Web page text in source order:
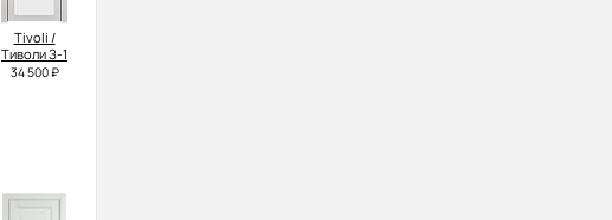
Tivoli /
Тиволи З-1
34 500 ₽